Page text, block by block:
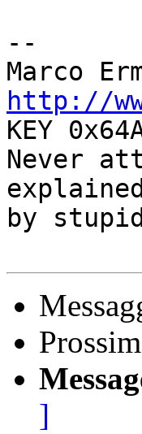
--
http://
KEY
Never
explained
by
]